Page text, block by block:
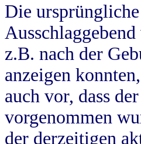
Die
z.B. nach der
anzeigen
auch vor, dass
vorgenommen
der derzeitigen